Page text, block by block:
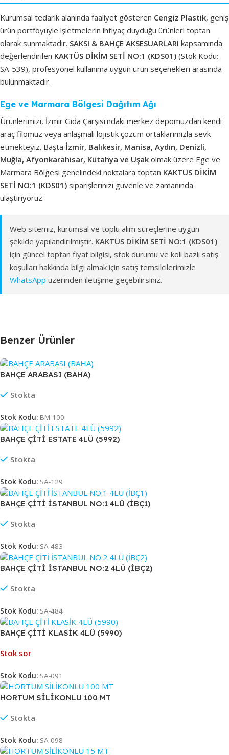
Kurumsal tedarik alanında faaliyet gösteren Cengiz Plastik, geniş
ürün portföyüyle işletmelerin ihtiyaç duyduğu ürünleri toptan
olarak sunmaktadır. SAKSI & BAHÇE AKSESUARLARI kapsamında
değerlendirilen KAKTÜS DİKİM SETİ NO:1 (KDS01) (Stok Kodu:
SA-539), profesyonel kullanıma uygun ürün seçenekleri arasında
bulunmaktadır.
Ege ve Marmara Bölgesi Dağıtım Ağı
Ürünlerimizi, İzmir Gıda Çarşısı'ndaki merkez depomuzdan kendi
araç filomuz veya anlaşmalı lojistik çözüm ortaklarımızla sevk
etmekteyiz. Başta İzmir, Balıkesir, Manisa, Aydın, Denizli,
Muğla, Afyonkarahisar, Kütahya ve Uşak olmak üzere Ege ve
Marmara Bölgesi genelindeki noktalara toptan KAKTÜS DİKİM
SETİ NO:1 (KDS01) siparişlerinizi güvenle ve zamanında
ulaştırıyoruz.
Web sitemiz, kurumsal ve toplu alım süreçlerine uygun
şekilde yapılandırılmıştır. KAKTÜS DİKİM SETİ NO:1 (KDS01)
için güncel toptan fiyat bilgisi, stok durumu ve koli bazlı satış
koşulları hakkında bilgi almak için satış temsilcilerimizle
WhatsApp üzerinden iletişime geçebilirsiniz.
Benzer Ürünler
BAHÇE ARABASI (BAHA)
Stokta
Stok Kodu: BM-100
BAHÇE ÇİTİ ESTATE 4LÜ (5992)
Stokta
Stok Kodu: SA-129
BAHÇE ÇİTİ İSTANBUL NO:1 4LÜ (İBÇ1)
Stokta
Stok Kodu: SA-483
BAHÇE ÇİTİ İSTANBUL NO:2 4LÜ (İBÇ2)
Stokta
Stok Kodu: SA-484
BAHÇE ÇİTİ KLASİK 4LÜ (5990)
Stok sor
Stok Kodu: SA-091
HORTUM SİLİKONLU 100 MT
Stokta
Stok Kodu: SA-098